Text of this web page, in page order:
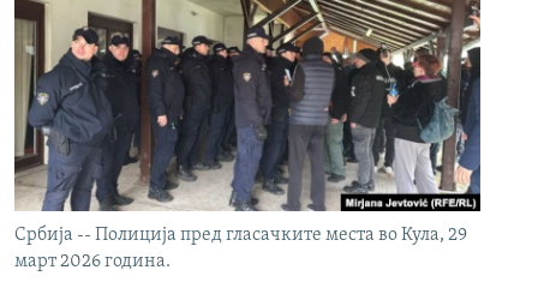
Србија -- Полиција пред гласачките места во Кула, 29
март 2026 година.